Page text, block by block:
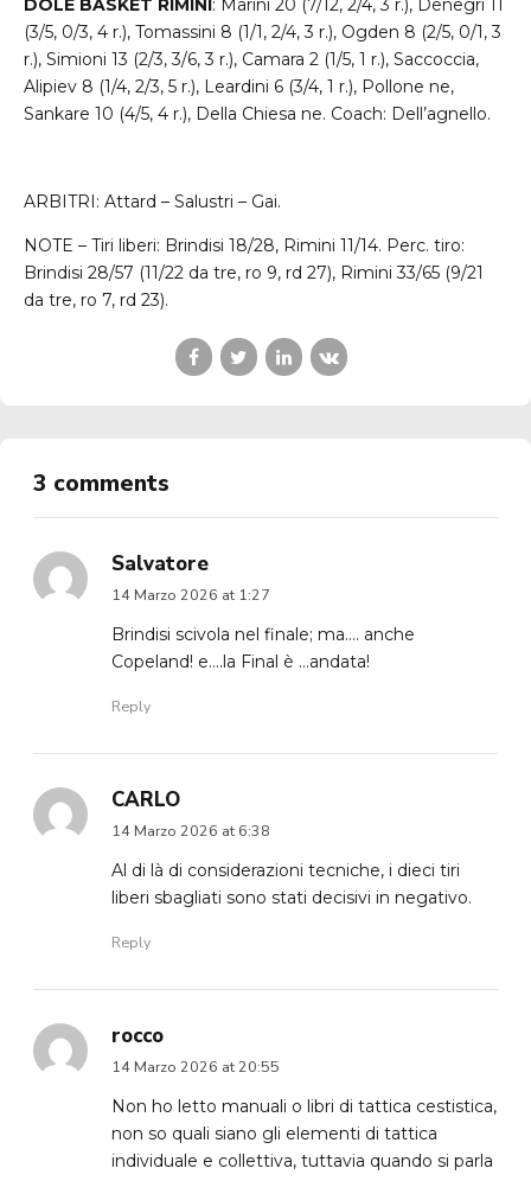
DOLE BASKET RIMINI : Marini 20 (7/12, 2/4, 3 r.), Denegri 11
(3/5, 0/3, 4 r.), Tomassini 8 (1/1, 2/4, 3 r.), Ogden 8 (2/5, 0/1, 3
r.), Simioni 13 (2/3, 3/6, 3 r.), Camara 2 (1/5, 1 r.), Saccoccia,
Alipiev 8 (1/4, 2/3, 5 r.), Leardini 6 (3/4, 1 r.), Pollone ne,
Sankare 10 (4/5, 4 r.), Della Chiesa ne. Coach: Dell’agnello.
ARBITRI: Attard – Salustri – Gai.
NOTE – Tiri liberi: Brindisi 18/28, Rimini 11/14. Perc. tiro:
Brindisi 28/57 (11/22 da tre, ro 9, rd 27), Rimini 33/65 (9/21
da tre, ro 7, rd 23).
3 comments
Salvatore
14 Marzo 2026 at 1:27
Brindisi scivola nel finale; ma…. anche
Copeland! e….la Final è …andata!
Reply
CARLO
14 Marzo 2026 at 6:38
Al di là di considerazioni tecniche, i dieci tiri
liberi sbagliati sono stati decisivi in negativo.
Reply
rocco
14 Marzo 2026 at 20:55
Non ho letto manuali o libri di tattica cestistica,
non so quali siano gli elementi di tattica
individuale e collettiva, tuttavia quando si parla